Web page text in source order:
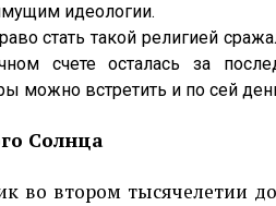
идеологии.
стать такой религией
счете осталась за
можно встретить и по сей
Солнца
втором тысячелетии